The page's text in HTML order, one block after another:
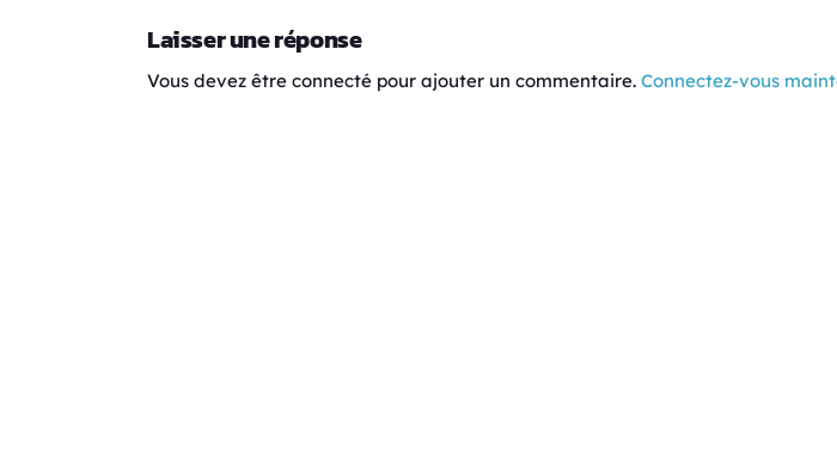
Laisser une réponse
Vous devez être connecté pour ajouter un commentaire. Connectez-vous